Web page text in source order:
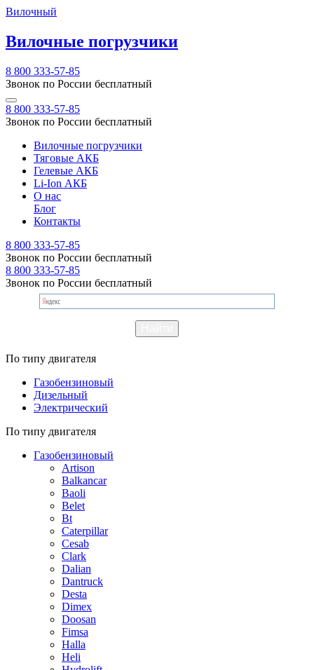
Вилочный
Вилочные погрузчики
8 800 333-57-85
Звонок по России бесплатный
8 800 333-57-85
Звонок по России бесплатный
Вилочные погрузчики
Тяговые АКБ
Гелевые АКБ
Li-Ion АКБ
О нас
Блог
Контакты
8 800 333-57-85
Звонок по России бесплатный
8 800 333-57-85
Звонок по России бесплатный
По типу двигателя
Газобензиновый
Дизельный
Электрический
По типу двигателя
Газобензиновый
Artison
Balkancar
Baoli
Belet
Bt
Caterpillar
Cesab
Clark
Dalian
Dantruck
Desta
Dimex
Doosan
Fimsa
Halla
Heli